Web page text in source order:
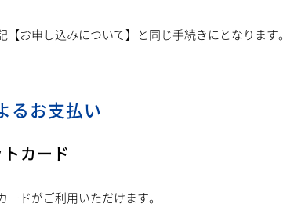
お申し込みについて】と同じ手続きにとなります。
るお支払い
カード
ドがご利用いただけます。